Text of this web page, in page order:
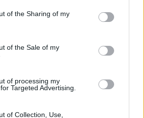
or usage behaviour. You may click to
to Google and its third-party tags to
specified purposes in below Google
of the Sharing of my
of the Sale of my
of processing my
Targeted Advertising.
of Collection, Use,
στα αποτελέσματα
της Google
Ειδήσεις